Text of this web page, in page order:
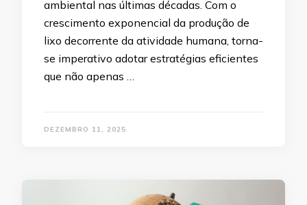
ambiental nas últimas décadas. Com o
crescimento exponencial da produção de
lixo decorrente da atividade humana, torna-
se imperativo adotar estratégias eficientes
que não apenas …
DEZEMBRO 11, 2025